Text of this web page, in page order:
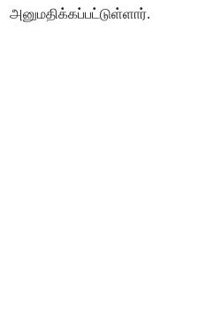
அனுமதிக்கப்பட்டுள்ளார்.